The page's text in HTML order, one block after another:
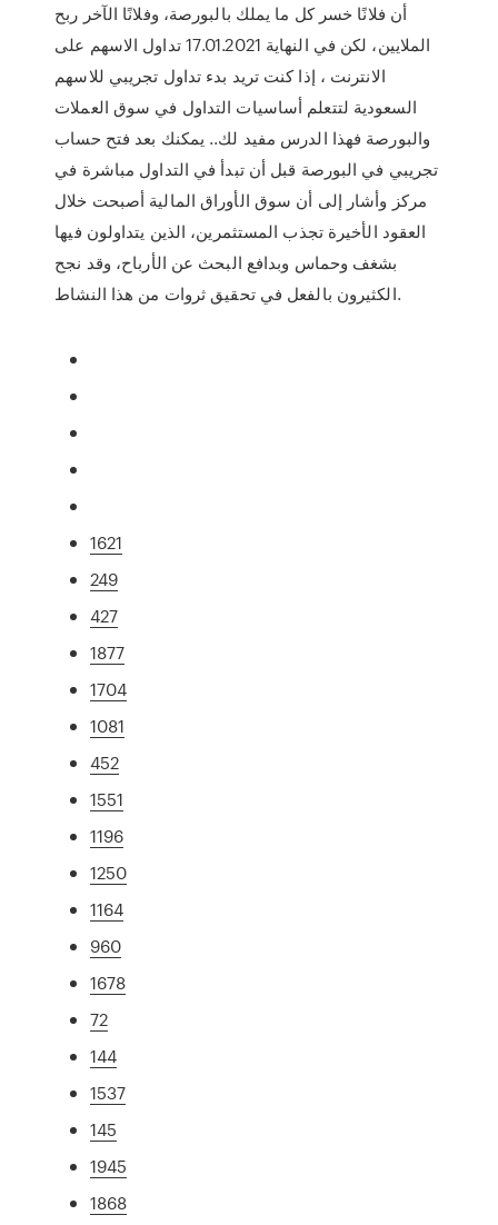
أن فلانًا خسر كل ما يملك بالبورصة، وفلانًا الآخر ربح
الملايين، لكن في النهاية 17.01.2021 تداول الاسهم على
الانترنت ، إذا كنت تريد بدء تداول تجريبي للاسهم
السعودية لتتعلم أساسيات التداول في سوق العملات
والبورصة فهذا الدرس مفيد لك.. يمكنك بعد فتح حساب
تجريبي في البورصة قبل أن تبدأ في التداول مباشرة في
مركز وأشار إلى أن سوق الأوراق المالية أصبحت خلال
العقود الأخيرة تجذب المستثمرين، الذين يتداولون فيها
بشغف وحماس وبدافع البحث عن الأرباح، وقد نجح
الكثيرون بالفعل في تحقيق ثروات من هذا النشاط.
1621
249
427
1877
1704
1081
452
1551
1196
1250
1164
960
1678
72
144
1537
145
1945
1868